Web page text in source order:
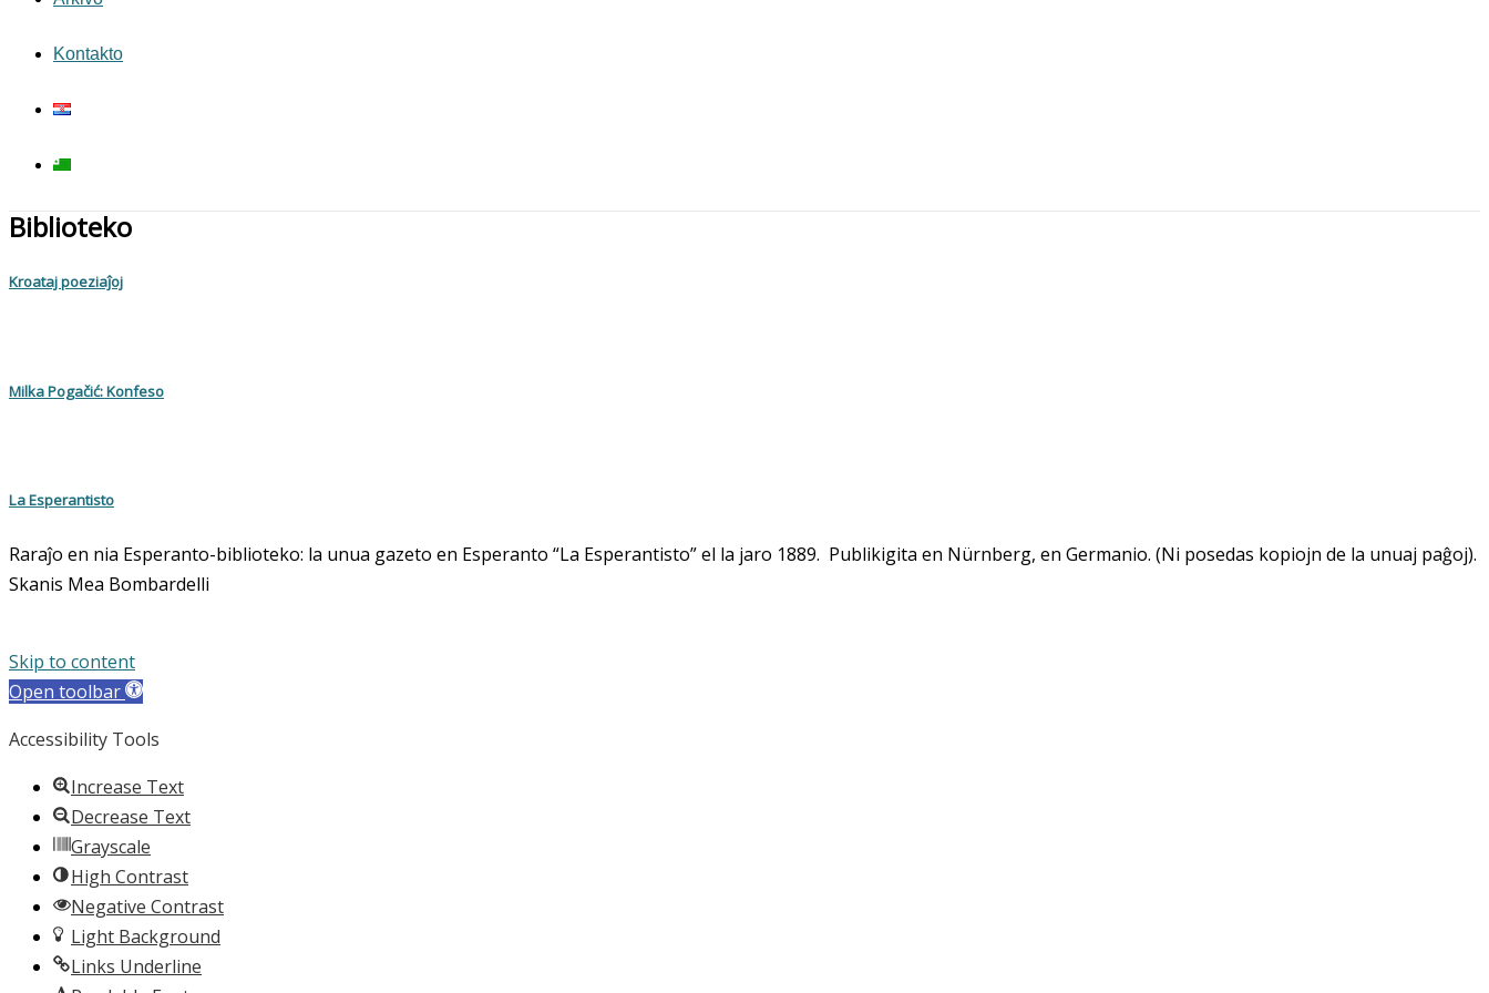
Kontakto
Biblioteko
Kroataj poeziaĵoj
Milka Pogačić: Konfeso
La Esperantisto
Raraĵo en nia Esperanto-biblioteko: la unua gazeto en Esperanto “La Esperantisto” el la jaro 1889. Publikigita en Nürnberg, en Germanio. (Ni posedas kopiojn de la unuaj paĝoj).
Skanis Mea Bombardelli
Skip to content
Open toolbar
Accessibility Tools
Increase Text
Decrease Text
Grayscale
High Contrast
Negative Contrast
Light Background
Links Underline